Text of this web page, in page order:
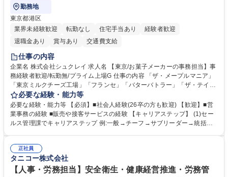
勤務地
東京都港区
業界未経験歓迎
転勤なし 住宅手当あり
経験者歓迎
退職金あり
賞与あり 交通費支給
仕事の内容
企業名 株式会社シュクレイ 求人名 【東京/お菓子メーカーの事務担当】事
務経験者歓迎/転勤無/プライム上場G 仕事の内容 「ザ・メープルマニア」
「東京ミルクチーズ工場」「フランセ」「バターバトラー」「ザ・テイラ
ー」「DROOLY」等のブランドを多数展開する当社にて、オリジナル菓子
ブランド商品の事務業務をお任せいたします。 【具体的な業務内容】 ■店
舗からの発注受付/PC入力業務 ■受電対応(社内/社外) ■商品のマスター登
録 ■日々の売上抽出・報告 ■提携企業への書類送付業務 ■契約書管理業務
必要な経験・能力等
必要な経験・能力等 【必須】■社会人経験(26卒の方も歓迎) 【歓迎】■営
業事務の経験 ■販売や接客サービスの経験 【キャリアステップ】 (1)セー
ルス管理課でキャリアステップ 例:一般→チーフ→サブリーダー→統括リ
や個別面談を通してご自身のキャリアと向き合っていただき、会社として
もバックアップしていきます。 学歴・資格 学歴：大学院 大学 高専 短大
専修学校 高校 語学力： 資格：
正社員
タニコー株式会社
【人事・労務担当】安全衛生・健康経営推進・労務管